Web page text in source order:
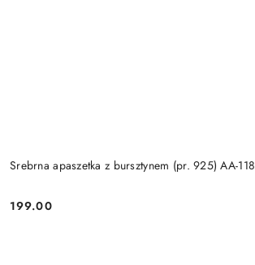
Srebrna apaszetka z bursztynem (pr. 925) AA-118
Cena:
199.00